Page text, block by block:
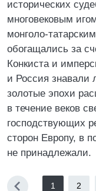
исторических
многовековым
монголо-
обогащались за
Конкиста и
и Россия
золотые эпохи
в течение веков
господствующих
сторон Европу, в
не принадлежали.
1 2